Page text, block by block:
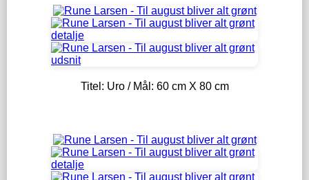
Titel: Uro / Mål: 60 cm X 80 cm